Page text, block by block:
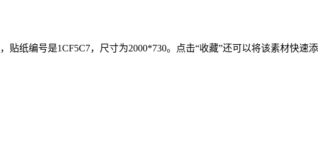
纸编号是1CF5C7，尺寸为2000*730。点击“收藏”还可以将该素材快速添